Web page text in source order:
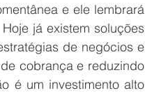
e ele lembrará
já existem soluções
de negócios e
cobrança e reduzindo
é um investimento alto